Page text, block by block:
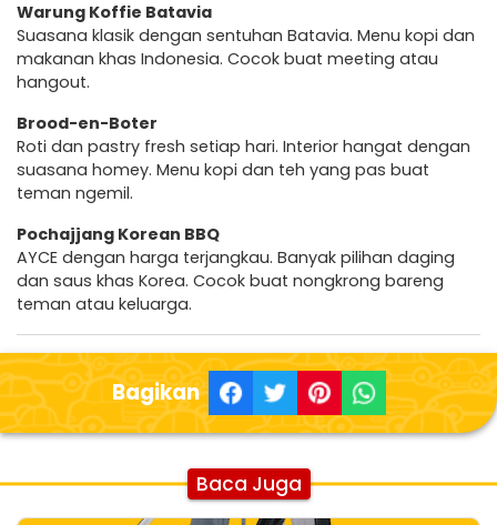
Warung Koffie Batavia
Suasana klasik dengan sentuhan Batavia. Menu kopi dan
makanan khas Indonesia. Cocok buat meeting atau
hangout.
Brood-en-Boter
Roti dan pastry fresh setiap hari. Interior hangat dengan
suasana homey. Menu kopi dan teh yang pas buat
teman ngemil.
Pochajjang Korean BBQ
AYCE dengan harga terjangkau. Banyak pilihan daging
dan saus khas Korea. Cocok buat nongkrong bareng
teman atau keluarga.
Bagikan
Baca Juga